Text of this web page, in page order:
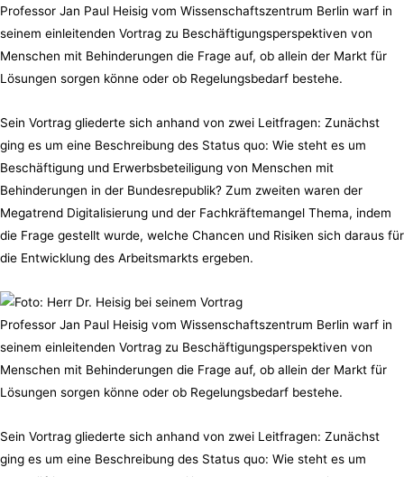
Professor Jan Paul Heisig vom Wissenschaftszentrum Berlin warf in
seinem einleitenden Vortrag zu Beschäftigungsperspektiven von
Menschen mit Behinderungen die Frage auf, ob allein der Markt für
Lösungen sorgen könne oder ob Regelungsbedarf bestehe.
Sein Vortrag gliederte sich anhand von zwei Leitfragen: Zunächst
ging es um eine Beschreibung des Status quo: Wie steht es um
Beschäftigung und Erwerbsbeteiligung von Menschen mit
Behinderungen in der Bundesrepublik? Zum zweiten waren der
Megatrend Digitalisierung und der Fachkräftemangel Thema, indem
die Frage gestellt wurde, welche Chancen und Risiken sich daraus für
die Entwicklung des Arbeitsmarkts ergeben.
Professor Jan Paul Heisig vom Wissenschaftszentrum Berlin warf in
seinem einleitenden Vortrag zu Beschäftigungsperspektiven von
Menschen mit Behinderungen die Frage auf, ob allein der Markt für
Lösungen sorgen könne oder ob Regelungsbedarf bestehe.
Sein Vortrag gliederte sich anhand von zwei Leitfragen: Zunächst
ging es um eine Beschreibung des Status quo: Wie steht es um